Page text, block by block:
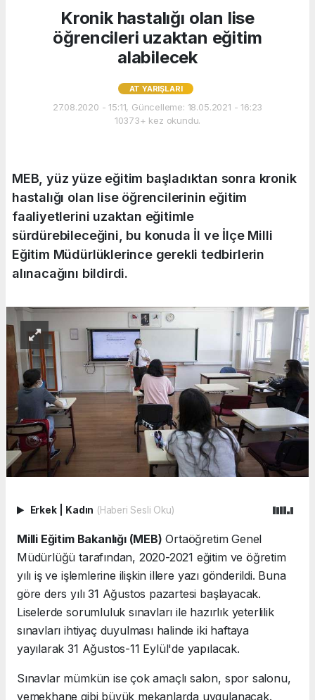
Kronik hastalığı olan lise
öğrencileri uzaktan eğitim
alabilecek
AT YARIŞLARI
27.08.2020 - 15:11, Güncelleme: 18.05.2021 - 16:23
10373+ kez okundu.
MEB, yüz yüze eğitim başladıktan sonra kronik
hastalığı olan lise öğrencilerinin eğitim
faaliyetlerini uzaktan eğitimle
sürdürebileceğini, bu konuda İl ve İlçe Milli
Eğitim Müdürlüklerince gerekli tedbirlerin
alınacağını bildirdi.
Erkek Kadın (Haberi Sesli Oku)
Milli Eğitim Bakanlığı (MEB) Ortaöğretim Genel
Müdürlüğü tarafından, 2020-2021 eğitim ve öğretim
yılı iş ve işlemlerine ilişkin illere yazı gönderildi. Buna
göre ders yılı 31 Ağustos pazartesi başlayacak.
Liselerde sorumluluk sınavları ile hazırlık yeterlilik
sınavları ihtiyaç duyulması halinde iki haftaya
yayılarak 31 Ağustos-11 Eylül'de yapılacak.
Sınavlar mümkün ise çok amaçlı salon, spor salonu,
yemekhane gibi büyük mekanlarda uygulanacak.